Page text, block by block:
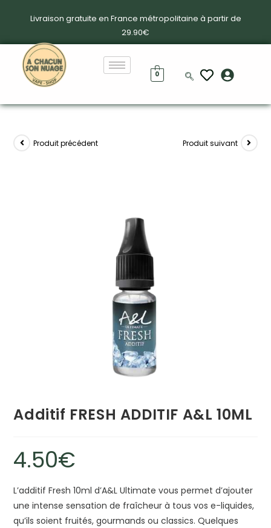
Livraison gratuite en France métropolitaine à partir de
29.90€
0
Produit précédent Produit suivant
Additif FRESH ADDITIF A&L 10ML
4.50€
L’additif Fresh 10ml d’A&L Ultimate vous permet d’ajouter
une intense sensation de fraîcheur à tous vos e-liquides,
qu’ils soient fruités, gourmands ou classics. Quelques